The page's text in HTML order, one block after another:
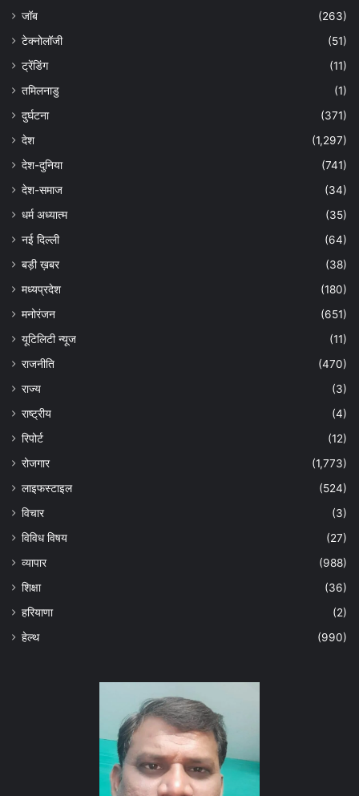
जॉब
(263)
टेक्नोलॉजी
(51)
ट्रेंडिंग
(11)
तमिलनाडु
(1)
दुर्घटना
(371)
देश
(1,297)
देश-दुनिया
(741)
देश-समाज
(34)
धर्म अध्यात्म
(35)
नई दिल्ली
(64)
बड़ी ख़बर
(38)
मध्यप्रदेश
(180)
मनोरंजन
(651)
यूटिलिटी न्यूज
(11)
राजनीति
(470)
राज्य
(3)
राष्ट्रीय
(4)
रिपोर्ट
(12)
रोजगार
(1,773)
लाइफस्टाइल
(524)
विचार
(3)
विविध विषय
(27)
व्यापार
(988)
शिक्षा
(36)
हरियाणा
(2)
हेल्‍थ
(990)